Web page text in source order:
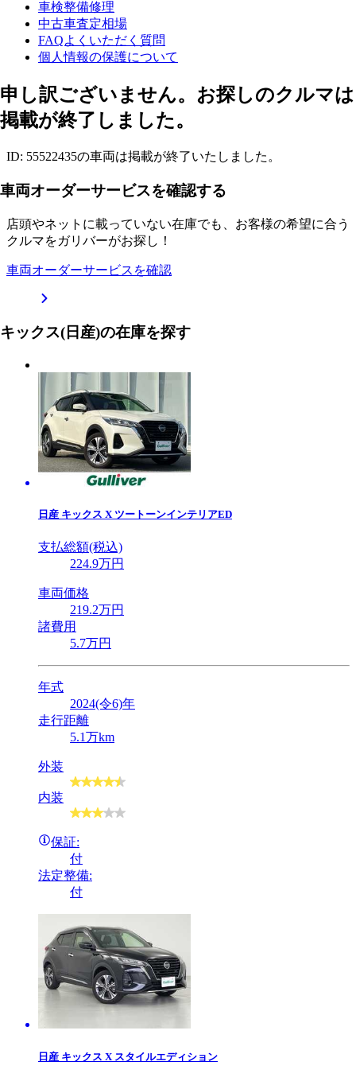
車検整備修理
中古車査定相場
FAQよくいただく質問
個人情報の保護について
申し訳ございません。お探しのクルマは
掲載が終了しました。
ID: 55522435の車両は掲載が終了いたしました。
車両オーダーサービスを確認する
店頭やネットに載っていない在庫でも、お客様の希望に合う
クルマをガリバーがお探し！
車両オーダーサービスを確認
キックス(日産)の在庫を探す
日産 キックス X ツートーンインテリアED
支払総額(税込)
224.9万円
車両価格
219.2万円
諸費用
5.7万円
年式
2024(令6)年
走行距離
5.1万km
外装
内装
保証:
付
法定整備:
付
日産 キックス X スタイルエディション